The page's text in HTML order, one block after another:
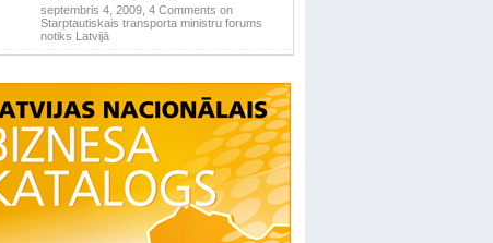
septembris 4, 2009, 4 Comments on
Starptautiskais transporta ministru forums
notiks Latvijā